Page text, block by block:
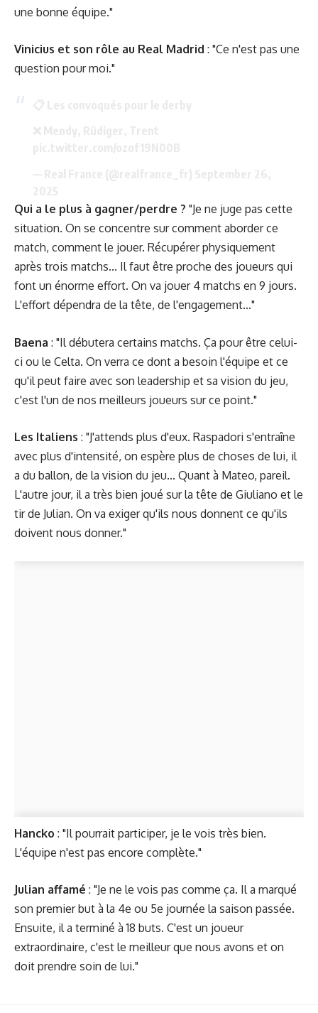
une bonne équipe."
Vinicius et son rôle au Real Madrid : "Ce n'est pas une
question pour moi."
Qui a le plus à gagner/perdre ? "Je ne juge pas cette
situation. On se concentre sur comment aborder ce
match, comment le jouer. Récupérer physiquement
après trois matchs... Il faut être proche des joueurs qui
font un énorme effort. On va jouer 4 matchs en 9 jours.
L'effort dépendra de la tête, de l'engagement..."
Baena : "Il débutera certains matchs. Ça pour être celui-
ci ou le Celta. On verra ce dont a besoin l'équipe et ce
qu'il peut faire avec son leadership et sa vision du jeu,
c'est l'un de nos meilleurs joueurs sur ce point."
Les Italiens : "J'attends plus d'eux. Raspadori s'entraîne
avec plus d'intensité, on espère plus de choses de lui, il
a du ballon, de la vision du jeu... Quant à Mateo, pareil.
L'autre jour, il a très bien joué sur la tête de Giuliano et le
tir de Julian. On va exiger qu'ils nous donnent ce qu'ils
doivent nous donner."
Hancko : "Il pourrait participer, je le vois très bien.
L'équipe n'est pas encore complète."
Julian affamé : "Je ne le vois pas comme ça. Il a marqué
son premier but à la 4e ou 5e journée la saison passée.
Ensuite, il a terminé à 18 buts. C'est un joueur
extraordinaire, c'est le meilleur que nous avons et on
doit prendre soin de lui."